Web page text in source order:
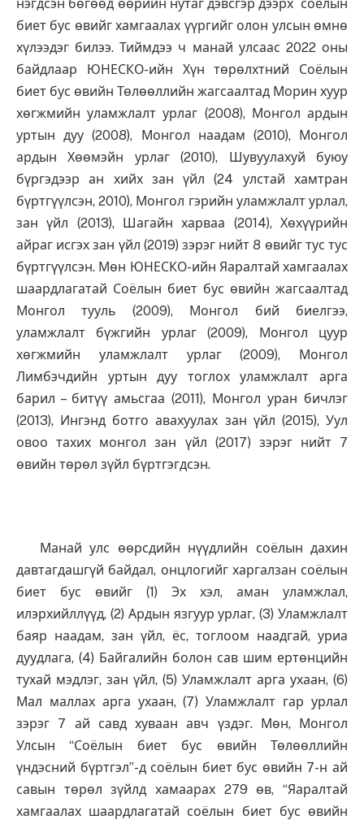
нэгдсэн бөгөөд өөрийн нутаг дэвсгэр дээрх соёлын
биет бус өвийг хамгаалах үүргийг олон улсын өмнө
хүлээдэг билээ. Тиймдээ ч манай улсаас 2022 оны
байдлаар ЮНЕСКО-ийн Хүн төрөлхтний Соёлын
биет бус өвийн Төлөөллийн жагсаалтад Морин хуур
хөгжмийн уламжлалт урлаг (2008), Монгол ардын
уртын дуу (2008), Монгол наадам (2010), Монгол
ардын Хөөмэйн урлаг (2010), Шувуулахуй буюу
бүргэдээр ан хийх зан үйл (24 улстай хамтран
бүртгүүлсэн, 2010), Монгол гэрийн уламжлалт урлал,
зан үйл (2013), Шагайн харваа (2014), Хөхүүрийн
айраг исгэх зан үйл (2019) зэрэг нийт 8 өвийг тус тус
бүртгүүлсэн. Мөн ЮНЕСКО-ийн Яаралтай хамгаалах
шаардлагатай Соёлын биет бус өвийн жагсаалтад
Монгол тууль (2009), Монгол бий биелгээ,
уламжлалт бүжгийн урлаг (2009), Монгол цуур
хөгжмийн уламжлалт урлаг (2009), Монгол
Лимбэчдийн уртын дуу тоглох уламжлалт арга
барил – битүү амьсгаа (2011), Монгол уран бичлэг
(2013), Ингэнд ботго авахуулах зан үйл (2015), Уул
овоо тахих монгол зан үйл (2017) зэрэг нийт 7
өвийн төрөл зүйл бүртгэгдсэн.
Манай улс өөрсдийн нүүдлийн соёлын дахин
давтагдашгүй байдал, онцлогийг харгалзан соёлын
биет бус өвийг (1) Эх хэл, аман уламжлал,
илэрхийллүүд, (2) Ардын язгуур урлаг, (3) Уламжлалт
баяр наадам, зан үйл, ёс, тоглоом наадгай, уриа
дуудлага, (4) Байгалийн болон сав шим ертөнцийн
тухай мэдлэг, зан үйл, (5) Уламжлалт арга ухаан, (6)
Мал маллах арга ухаан, (7) Уламжлалт гар урлал
зэрэг 7 ай савд хуваан авч үздэг. Мөн, Монгол
Улсын “Соёлын биет бус өвийн Төлөөллийн
үндэсний бүртгэл”-д соёлын биет бус өвийн 7-н ай
савын төрөл зүйлд хамаарах 279 өв, “Яаралтай
хамгаалах шаардлагатай соёлын биет бус өвийн